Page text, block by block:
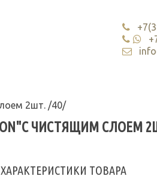
2шт. /40/
ЧИСТЯЩИМ СЛОЕМ
ХАРАКТЕРИСТИКИ ТОВАРА